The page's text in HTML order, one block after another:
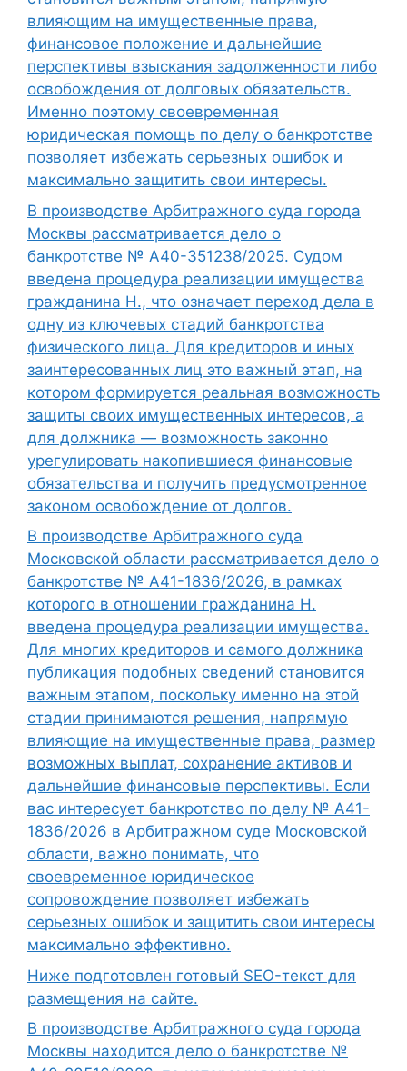
влияющим на имущественные права,
финансовое положение и дальнейшие
перспективы взыскания задолженности либо
освобождения от долговых обязательств.
Именно поэтому своевременная
юридическая помощь по делу о банкротстве
позволяет избежать серьезных ошибок и
максимально защитить свои интересы.
В производстве Арбитражного суда города
Москвы рассматривается дело о
банкротстве № А40-351238/2025. Судом
введена процедура реализации имущества
гражданина Н., что означает переход дела в
одну из ключевых стадий банкротства
физического лица. Для кредиторов и иных
заинтересованных лиц это важный этап, на
котором формируется реальная возможность
защиты своих имущественных интересов, а
для должника — возможность законно
урегулировать накопившиеся финансовые
обязательства и получить предусмотренное
законом освобождение от долгов.
В производстве Арбитражного суда
Московской области рассматривается дело о
банкротстве № А41-1836/2026, в рамках
которого в отношении гражданина Н.
введена процедура реализации имущества.
Для многих кредиторов и самого должника
публикация подобных сведений становится
важным этапом, поскольку именно на этой
стадии принимаются решения, напрямую
влияющие на имущественные права, размер
возможных выплат, сохранение активов и
дальнейшие финансовые перспективы. Если
вас интересует банкротство по делу № А41-
1836/2026 в Арбитражном суде Московской
области, важно понимать, что
своевременное юридическое
сопровождение позволяет избежать
серьезных ошибок и защитить свои интересы
максимально эффективно.
Ниже подготовлен готовый SEO-текст для
размещения на сайте.
В производстве Арбитражного суда города
Москвы находится дело о банкротстве №